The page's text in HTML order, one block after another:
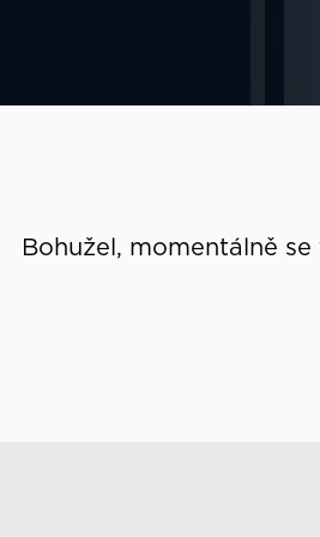
Bohužel, momentálně